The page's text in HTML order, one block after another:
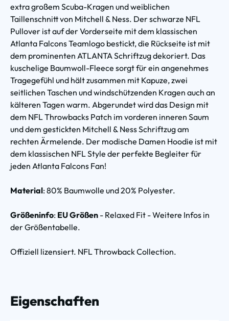
extra großem Scuba-Kragen und weiblichen
Taillenschnitt von Mitchell & Ness. Der schwarze NFL
Pullover ist auf der Vorderseite mit dem klassischen
Atlanta Falcons Teamlogo bestickt, die Rückseite ist mit
dem prominenten ATLANTA Schriftzug dekoriert. Das
kuschelige Baumwoll-Fleece sorgt für ein angenehmes
Tragegefühl und hält zusammen mit Kapuze, zwei
seitlichen Taschen und windschützenden Kragen auch an
kälteren Tagen warm. Abgerundet wird das Design mit
dem NFL Throwbacks Patch im vorderen inneren Saum
und dem gestickten Mitchell & Ness Schriftzug am
rechten Ärmelende. Der modische Damen Hoodie ist mit
dem klassischen NFL Style der perfekte Begleiter für
jeden Atlanta Falcons Fan!
Material: 80% Baumwolle und 20% Polyester.
Größeninfo: EU Größen - Relaxed Fit - Weitere Infos in
der Größentabelle.
Offiziell lizensiert. NFL Throwback Collection.
Eigenschaften